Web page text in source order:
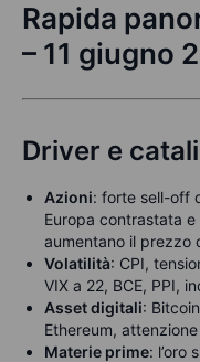
Rapida
– 11 giugno
Driver e
Azioni: forte sell-off
Europa contrastata
aumentano il prezzo
Volatilità: CPI,
VIX a 22, BCE, PPI,
Asset digitali:
Ethereum,
Materie prime: l’oro